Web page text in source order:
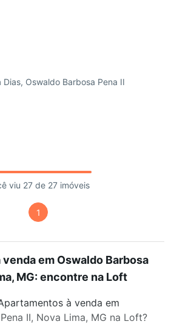
Dias, Oswaldo Barbosa Pena II
viu 27 de 27 imóveis
1
em Oswaldo Barbosa
MG: encontre na Loft
à venda em
II, Nova Lima, MG na Loft?